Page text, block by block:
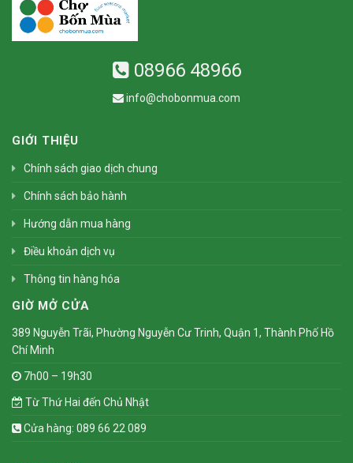
08966 48966
info@chobonmua.com
GIỚI THIỆU
Chính sách giao dịch chung
Chính sách bảo hành
Hướng dẫn mua hàng
Điều khoản dịch vụ
Thông tin hàng hóa
GIỜ MỞ CỬA
389 Nguyễn Trãi, Phường Nguyễn Cư Trinh, Quận 1, Thành Phố Hồ
Chí Minh
7h00 – 19h30
Từ Thứ Hai đến Chủ Nhật
Cửa hàng: 089 66 22 089